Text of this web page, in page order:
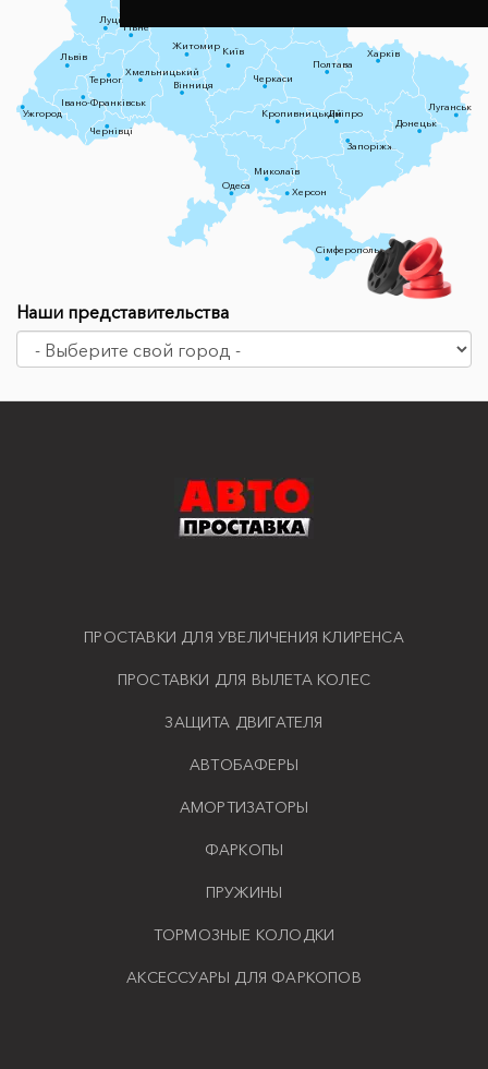
Сімферополь
Луцьк
Київ
Житомир
Тернопіль
Рівне
Львів
Дніпро
Кропивницький
Харків
Полтава
Черкаси
Запоріжжя
Херсон
Донецьк
Луганськ
Ужгород
Чернівці
Вінниця
Хмельницький
Івано-Франківськ
Миколаїв
Одеса
Наши представительства
ПРОСТАВКИ ДЛЯ УВЕЛИЧЕНИЯ КЛИРЕНСА
ПРОСТАВКИ ДЛЯ ВЫЛЕТА КОЛЕС
ЗАЩИТА ДВИГАТЕЛЯ
АВТОБАФЕРЫ
АМОРТИЗАТОРЫ
ФАРКОПЫ
ПРУЖИНЫ
ТОРМОЗНЫЕ КОЛОДКИ
АКСЕССУАРЫ ДЛЯ ФАРКОПОВ